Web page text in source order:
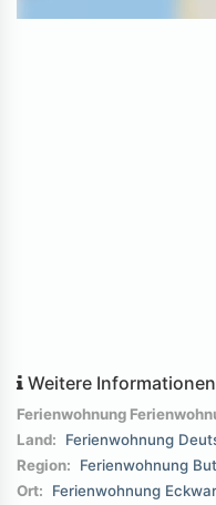
Weitere Informationen
Ferienwohnung
Land:
Ferienwohnung
Region:
Ferienwohnung
Ort:
Ferienwohnung